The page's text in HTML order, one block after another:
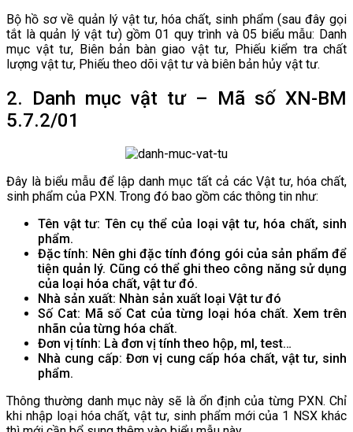
Bộ hồ sơ về quản lý vật tư, hóa chất, sinh phẩm (sau đây gọi
tắt là quản lý vật tư) gồm 01 quy trình và 05 biểu mẫu: Danh
mục vật tư, Biên bản bàn giao vật tư, Phiếu kiểm tra chất
lượng vật tư, Phiếu theo dõi vật tư và biên bản hủy vật tư.
2. Danh mục vật tư – Mã số XN-BM
5.7.2/01
Đây là biểu mẫu để lập danh mục tất cả các Vật tư, hóa chất,
sinh phẩm của PXN. Trong đó bao gồm các thông tin như:
Tên vật tư: Tên cụ thể của loại vật tư, hóa chất, sinh
phẩm.
Đặc tính: Nên ghi đặc tính đóng gói của sản phẩm để
tiện quản lý. Cũng có thể ghi theo công năng sử dụng
của loại hóa chất, vật tư đó.
Nhà sản xuất: Nhàn sản xuất loại Vật tư đó
Số Cat: Mã số Cat của từng loại hóa chất. Xem trên
nhãn của từng hóa chất.
Đơn vị tính: Là đơn vị tính theo hộp, ml, test…
Nhà cung cấp: Đơn vị cung cấp hóa chất, vật tư, sinh
phẩm.
Thông thường danh mục này sẽ là ổn định của từng PXN. Chỉ
khi nhập loại hóa chất, vật tư, sinh phẩm mới của 1 NSX khác